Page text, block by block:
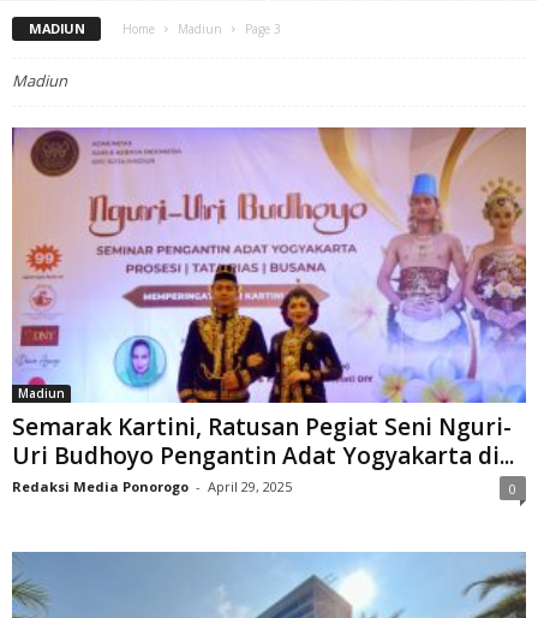
MADIUN Home Madiun Page 3
Madiun
Madiun
Semarak Kartini, Ratusan Pegiat Seni Nguri-
Uri Budhoyo Pengantin Adat Yogyakarta di...
Redaksi Media Ponorogo - April 29, 2025 0